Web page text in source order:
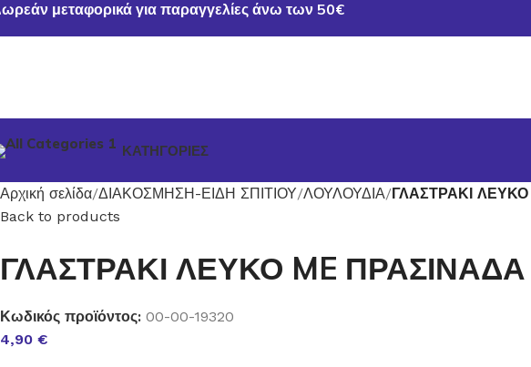
μεταφορικά για παραγγελίες άνω των 50€
ΚΑΤΗΓΟΡΙΕΣ
Αρχική σελίδα ΔΙΑΚΟΣΜΗΣΗ-ΕΙΔΗ ΣΠΙΤΙΟΥ ΛΟΥΛΟΥΔΙΑ ΓΛΑΣΤΡΑΚΙ
Back to products
ΓΛΑΣΤΡΑΚΙ ΛΕΥΚΟ ME
Κωδικός προϊόντος: 00-00-19320
4,90 €